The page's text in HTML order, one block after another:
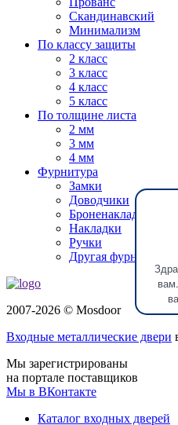
Скандинавский
Минимализм
По классу защиты
2 класс
3 класс
4 класс
5 класс
По толщине листа
2 мм
3 мм
4 мм
Фурнитура
Замки
Доводчики
Броненакладки
Накладки
Ручки
Другая фурнитура
2007-2026 © Mosdoor
Входные металлические двери
Мы зарегистрированы
на портале поставщиков
Мы в ВКонтакте
Каталог входных дверей